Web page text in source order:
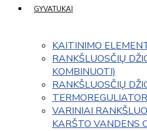
GYVATUKAI
KAITINIMO
RANKŠLUOSČIŲ
KOMBINUOTI)
RANKŠLUOSČIŲ
VARINIAI
KARŠTO VANDENS